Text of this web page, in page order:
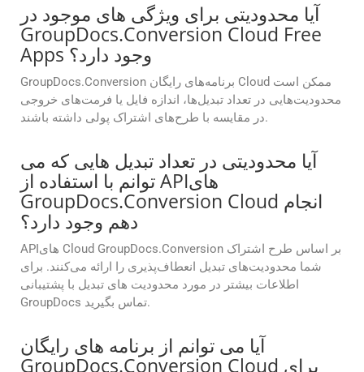
آیا محدودیتی برای ویژگی های موجود در
GroupDocs.Conversion Cloud Free
Apps وجود دارد؟
GroupDocs.Conversion برنامه‌های رایگان Cloud ممکن است
محدودیت‌هایی در تعداد تبدیل‌ها، اندازه فایل یا فرمت‌های خروجی
در مقایسه با طرح‌های اشتراک پولی داشته باشند.
آیا محدودیتی در تعداد تبدیل هایی که می
توانم با استفاده از APIهای
GroupDocs.Conversion Cloud انجام
دهم وجود دارد؟
APIهای Cloud GroupDocs.Conversion بر اساس طرح اشتراک
شما محدودیت‌های تبدیل انعطاف‌پذیری را ارائه می‌کنند. برای
اطلاعات بیشتر در مورد محدودیت های تبدیل با پشتیبانی
GroupDocs تماس بگیرید.
آیا می توانم از برنامه های رایگان
GroupDocs.Conversion Cloud برای